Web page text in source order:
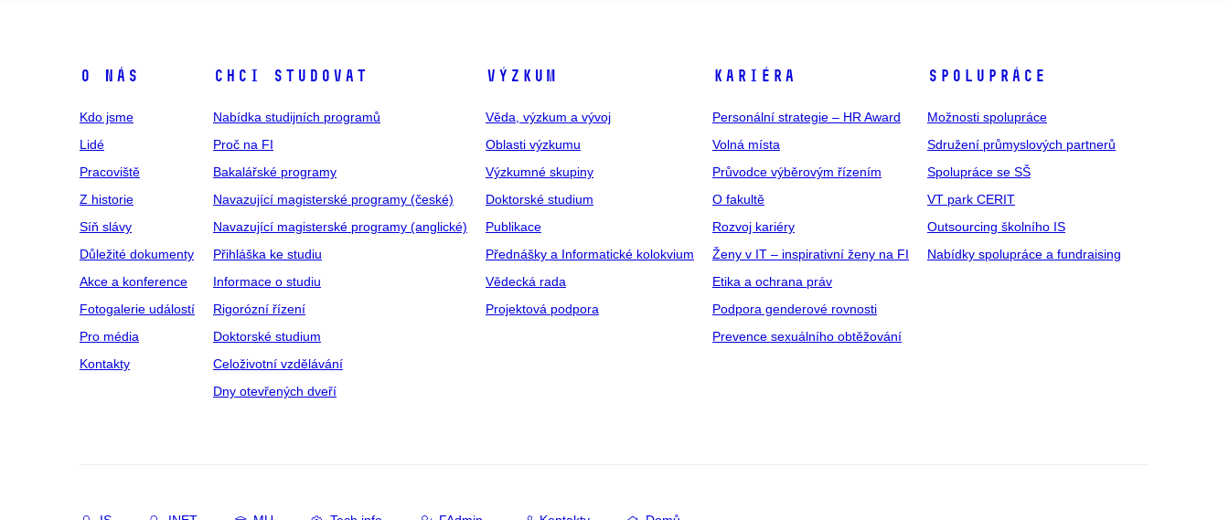
O NÁS
Kdo jsme
Lidé
Pracoviště
Z historie
Síň slávy
Důležité dokumenty
Akce a konference
Fotogalerie událostí
Pro média
Kontakty
CHCI STUDOVAT
Nabídka studijních programů
Proč na FI
Bakalářské programy
Navazující magisterské programy (české)
Navazující magisterské programy (anglické)
Přihláška ke studiu
Informace o studiu
Rigorózní řízení
Doktorské studium
Celoživotní vzdělávání
Dny otevřených dveří
VÝZKUM
Věda, výzkum a vývoj
Oblasti výzkumu
Výzkumné skupiny
Doktorské studium
Publikace
Přednášky a Informatické kolokvium
Vědecká rada
Projektová podpora
KARIÉRA
Personální strategie – HR Award
Volná místa
Průvodce výběrovým řízením
O fakultě
Rozvoj kariéry
Ženy v IT – inspirativní ženy na FI
Etika a ochrana práv
Podpora genderové rovnosti
Prevence sexuálního obtěžování
SPOLUPRÁCE
Možnosti spolupráce
Sdružení průmyslových partnerů
Spolupráce se SŠ
VT park CERIT
Outsourcing školního IS
Nabídky spolupráce a fundraising